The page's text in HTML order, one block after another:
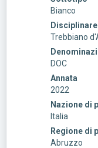
Bianco
Disciplinare
Trebbiano
DOC
Annata
2022
Nazione di
Italia
Regione di
Abruzzo